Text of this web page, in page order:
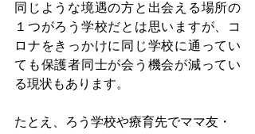
同じような境遇の方と出会える場所の
１つがろう学校だとは思いますが、コ
ロナをきっかけに同じ学校に通ってい
ても保護者同士が会う機会が減ってい
る現状もあります。
たとえ、ろう学校や療育先でママ友・